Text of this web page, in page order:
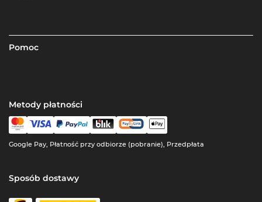
Pomoc
Metody płatności
Google Pay, Płatność przy odbiorze (pobranie), Przedpłata
Sposób dostawy